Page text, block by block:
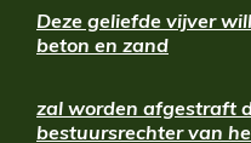
Deze geliefde vijver
beton en zand
zal worden afgestraft
bestuursrechter van